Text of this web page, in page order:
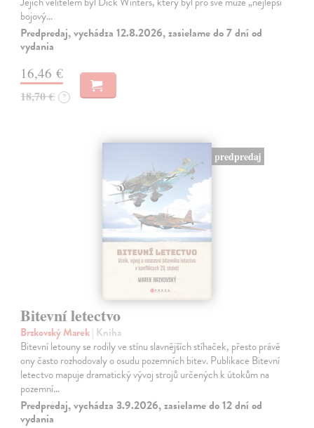
bojový…
Predpredaj, vychádza 12.8.2026, zasielame do 7 dní od
vydania
16,46 €
18,70 € ?
predpredaj
Bitevní letectvo
Brzkovský Marek| Kniha
Bitevní letouny se rodily ve stínu slavnějších stíhaček, přesto právě
ony často rozhodovaly o osudu pozemních bitev. Publikace Bitevní
letectvo mapuje dramatický vývoj strojů určených k útokům na
pozemní…
Predpredaj, vychádza 3.9.2026, zasielame do 12 dní od
vydania